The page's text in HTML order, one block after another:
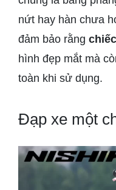
nứt hay hàn chưa
đảm bảo rằng
hình đẹp mắt mà
toàn khi sử dụng.
Đạp xe một